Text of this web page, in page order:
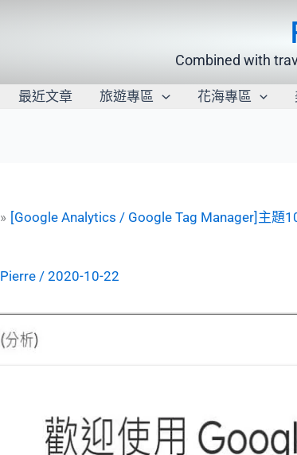
Combined with
最近文章 旅遊專區 花海專區
[Google Analytics / Google Tag Manager]主題
Pierre / 2020-10-22